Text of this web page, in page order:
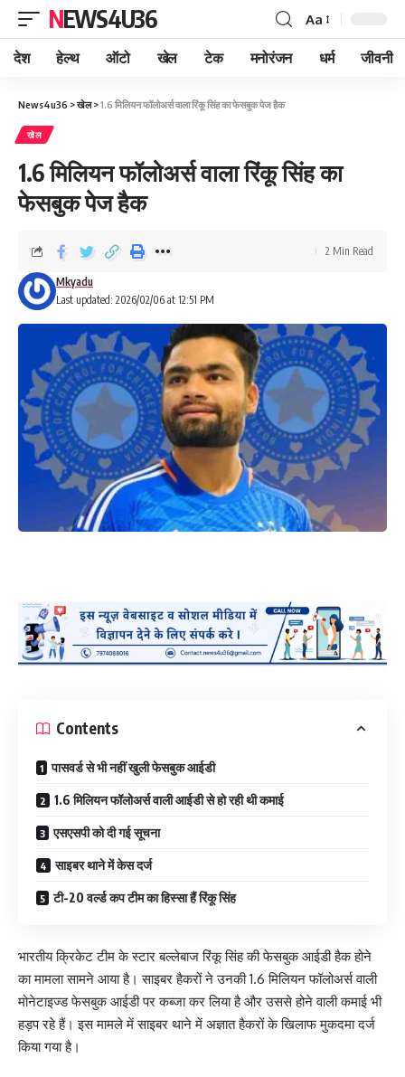
NEWS4U36 Aa
देश हेल्थ ऑटो खेल टेक मनोरंजन धर्म जीवनी
News4u36 >खेल>1.6 मिलियन फॉलोअर्स वाला रिंकू सिंह का फेसबुक पेज हैक
खेल
1.6 मिलियन फॉलोअर्स वाला रिंकू सिंह का
फेसबुक पेज हैक
Last updated: 2026/02/06 at 12:51 PM
Mkyadu
2 Min Read
Contents
पासवर्ड से भी नहीं खुली फेसबुक आईडी
1.6 मिलियन फॉलोअर्स वाली आईडी से हो रही थी कमाई
एसएसपी को दी गई सूचना
साइबर थाने में केस दर्ज
टी-20 वर्ल्ड कप टीम का हिस्सा हैं रिंकू सिंह
भारतीय क्रिकेट टीम के स्टार बल्लेबाज रिंकू सिंह की फेसबुक आईडी हैक होने
का मामला सामने आया है। साइबर हैकरों ने उनकी 1.6 मिलियन फॉलोअर्स वाली
मोनेटाइज्ड फेसबुक आईडी पर कब्जा कर लिया है और उससे होने वाली कमाई भी
हड़प रहे हैं। इस मामले में साइबर थाने में अज्ञात हैकरों के खिलाफ मुकदमा दर्ज
किया गया है।